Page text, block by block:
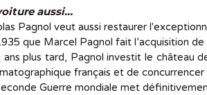
aussi…
Pagnol veut aussi restaurer
que Marcel Pagnol fait l’acquisition
ans plus tard, Pagnol investit le château
français et de concurrencer
Guerre mondiale met